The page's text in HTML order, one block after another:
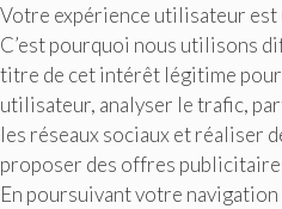
Votre expérience utilisateur
C’est pourquoi nous utilisons
titre de cet intérêt légitime
utilisateur, analyser le trafic,
les réseaux sociaux et réaliser
proposer des offres
En poursuivant votre